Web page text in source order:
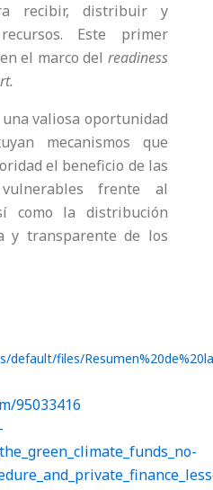
recibir, distribuir y
Este primer
el marco del readiness
valiosa oportunidad
mecanismos que
el beneficio de las
frente al
como la distribución
y transparente de los
default/files/
95033416